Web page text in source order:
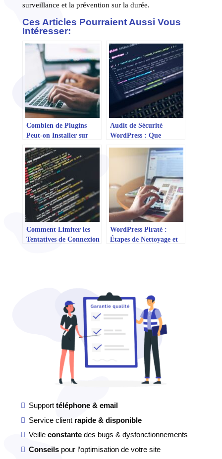
surveillance et la prévention sur la durée.
Ces Articles Pourraient Aussi Vous
Intéresser:
Combien de Plugins
Peut-on Installer sur
?
Audit de Sécurité
WordPress : Que
Comment Limiter les
Tentatives de Connexion
WordPress Piraté :
Étapes de Nettoyage et
Supporttéléphone & email
Service client rapide & disponible
Veille constantedes bugs & dysfonctionnements
Conseilspour l’optimisation de votre site